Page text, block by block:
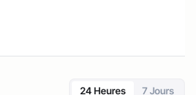
24 Heures 7 Jours